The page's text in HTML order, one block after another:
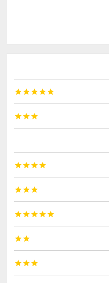
























